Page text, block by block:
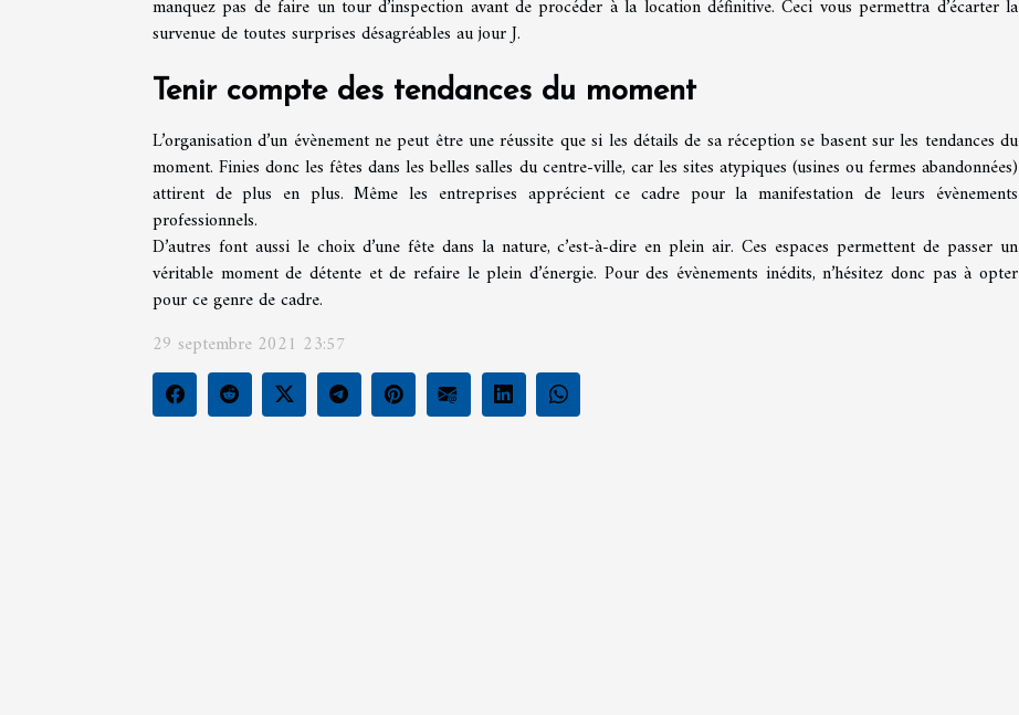
manquez pas de faire un tour d’inspection avant de procéder à la location définitive. Ceci vous permettra d’écarter la
survenue de toutes surprises désagréables au jour J.
Tenir compte des tendances du moment
L’organisation d’un évènement ne peut être une réussite que si les détails de sa réception se basent sur les tendances du
moment. Finies donc les fêtes dans les belles salles du centre-ville, car les sites atypiques (usines ou fermes abandonnées)
attirent de plus en plus. Même les entreprises apprécient ce cadre pour la manifestation de leurs évènements
professionnels.
D’autres font aussi le choix d’une fête dans la nature, c’est-à-dire en plein air. Ces espaces permettent de passer un
véritable moment de détente et de refaire le plein d’énergie. Pour des évènements inédits, n’hésitez donc pas à opter
pour ce genre de cadre.
29 septembre 2021 23:57